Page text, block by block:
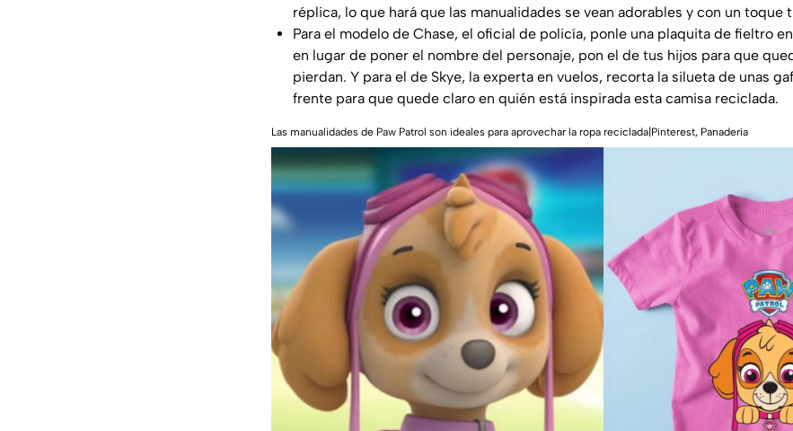
réplica, lo que hará que las manualidades se vean adorables y con un toque
Para el modelo de Chase, el oficial de policía, ponle una plaquita de fieltro
en lugar de poner el nombre del personaje, pon el de tus hijos para que
pierdan. Y para el de Skye, la experta en vuelos, recorta la silueta de unas
frente para que quede claro en quién está inspirada esta camisa reciclada.
Las manualidades de Paw Patrol son ideales para aprovechar la ropa reciclada|Pinterest, Panadería